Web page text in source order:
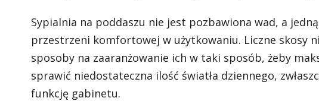
Sypialnia na poddaszu nie jest pozbawiona wad, a
przestrzeni komfortowej w użytkowaniu. Liczne skosy
sposoby na zaaranżowanie ich w taki sposób, żeby
sprawić niedostateczna ilość światła dziennego,
funkcję gabinetu.